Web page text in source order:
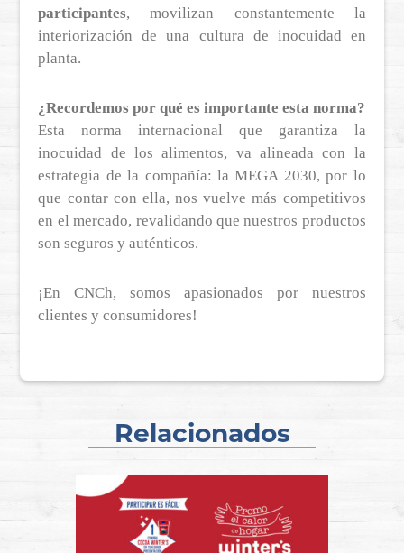
participantes, movilizan constantemente la
interiorización de una cultura de inocuidad en
planta.
¿Recordemos por qué es importante esta norma?
Esta norma internacional que garantiza la
inocuidad de los alimentos, va alineada con la
estrategia de la compañía: la MEGA 2030, por lo
que contar con ella, nos vuelve más competitivos
en el mercado, revalidando que nuestros productos
son seguros y auténticos.
¡En CNCh, somos apasionados por nuestros
clientes y consumidores!
Relacionados